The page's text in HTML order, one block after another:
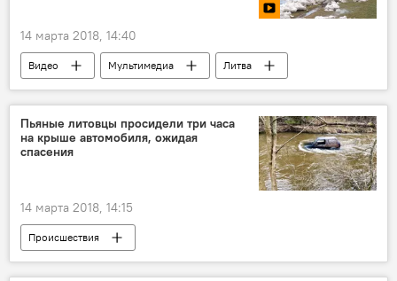
14 марта 2018, 14:40
Видео Мультимедиа
Литва
Вильнюс
река
Пьяные литовцы просидели три часа
на крыше автомобиля, ожидая
спасения
14 марта 2018, 14:15
Происшествия